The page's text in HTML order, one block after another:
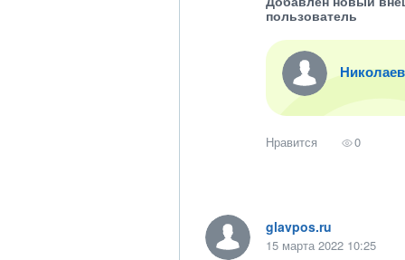
пользователь
Нравится 0
glavpos.ru
15 марта 2022 10:25